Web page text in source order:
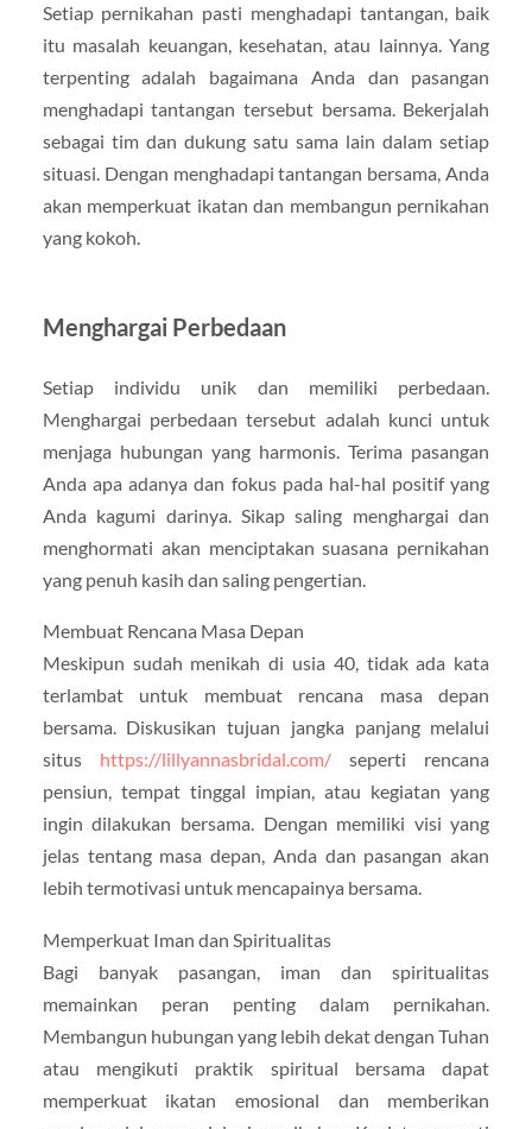
Setiap pernikahan pasti menghadapi tantangan, baik
itu masalah keuangan, kesehatan, atau lainnya. Yang
terpenting adalah bagaimana Anda dan pasangan
menghadapi tantangan tersebut bersama. Bekerjalah
sebagai tim dan dukung satu sama lain dalam setiap
situasi. Dengan menghadapi tantangan bersama, Anda
akan memperkuat ikatan dan membangun pernikahan
yang kokoh.
Menghargai Perbedaan
Setiap individu unik dan memiliki perbedaan.
Menghargai perbedaan tersebut adalah kunci untuk
menjaga hubungan yang harmonis. Terima pasangan
Anda apa adanya dan fokus pada hal-hal positif yang
Anda kagumi darinya. Sikap saling menghargai dan
menghormati akan menciptakan suasana pernikahan
yang penuh kasih dan saling pengertian.
Membuat Rencana Masa Depan
Meskipun sudah menikah di usia 40, tidak ada kata
terlambat untuk membuat rencana masa depan
bersama. Diskusikan tujuan jangka panjang melalui
situs https://lillyannasbridal.com/seperti rencana
pensiun, tempat tinggal impian, atau kegiatan yang
ingin dilakukan bersama. Dengan memiliki visi yang
jelas tentang masa depan, Anda dan pasangan akan
lebih termotivasi untuk mencapainya bersama.
Memperkuat Iman dan Spiritualitas
Bagi banyak pasangan, iman dan spiritualitas
memainkan peran penting dalam pernikahan.
Membangun hubungan yang lebih dekat dengan Tuhan
atau mengikuti praktik spiritual bersama dapat
memperkuat ikatan emosional dan memberikan